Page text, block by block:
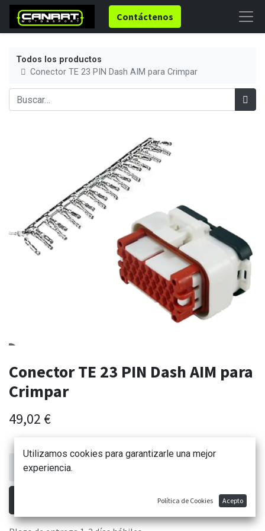
Contáctenos
Todos los productos
Conector TE 23 PIN Dash AIM para Crimpar
Conector TE 23 PIN Dash AIM para
Crimpar
49,02 €
Utilizamos cookies para garantizarle una mejor
experiencia.
Política de Cookies Acepto